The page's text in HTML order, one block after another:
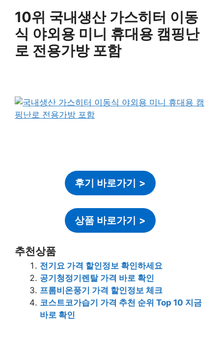
10위 국내생산 가스히터 이동
식 야외용 미니 휴대용 캠핑난
로 전용가방 포함
후기 바로가기 >
상품 바로가기 >
추천상품
전기요 가격 할인정보 확인하세요
공기청정기렌탈 가격 바로 확인
프롬비온풍기 가격 할인정보 체크
코스트코가습기 가격 추천 순위 Top 10 지금
바로 확인